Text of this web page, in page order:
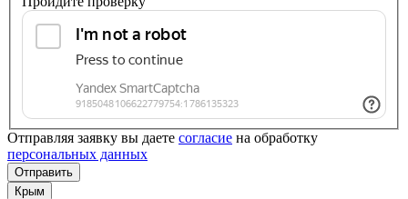
Отправляя заявку вы даете согласие на обработку
персональных данных
Отправить
Крым